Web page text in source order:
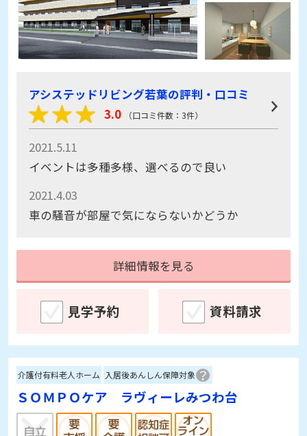
アシステッドリビング若葉の評判・口コミ
3.0
（口コミ件数：3件）
2021.5.11
イベントは多種多様、選べるので良い
2021.4.03
車の騒音が部屋で気にならないかどうか
詳細情報を見る
見学予約 資料請求
介護付有料老人ホーム 入居後あんしん保障対象
ＳＯＭＰＯケア ラヴィーレみつわ台